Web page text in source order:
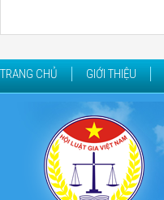
TRANG CHỦ GIỚI THIỆU